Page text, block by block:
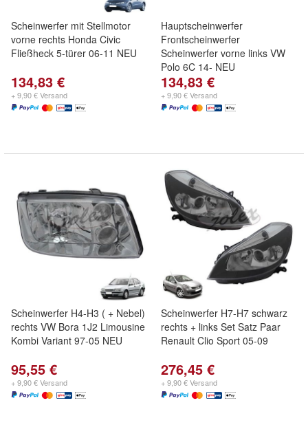
Scheinwerfer mit Stellmotor
vorne rechts Honda Civic
Fließheck 5-türer 06-11 NEU
134,83 €
+ 9,90 € Versand
Hauptscheinwerfer
Frontscheinwerfer
Scheinwerfer vorne links VW
Polo 6C 14- NEU
134,83 €
+ 9,90 € Versand
Scheinwerfer H4-H3 ( + Nebel)
rechts VW Bora 1J2 Limousine
Kombi Variant 97-05 NEU
95,55 €
+ 9,90 € Versand
Scheinwerfer H7-H7 schwarz
rechts + links Set Satz Paar
Renault Clio Sport 05-09
276,45 €
+ 9,90 € Versand